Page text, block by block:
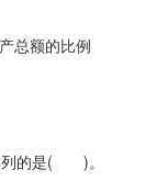
的比例
列的是( )。